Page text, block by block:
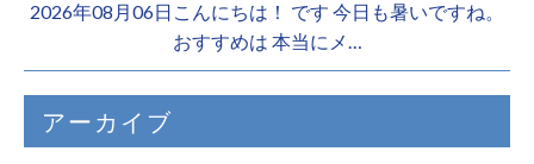
2026年08月06日こんにちは！ です 今日も暑いですね。
おすすめは 本当にメ…
アーカイブ